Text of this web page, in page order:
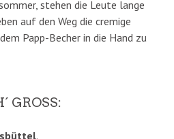
stehen die Leute lange
auf den Weg die cremige
Papp-Becher in die Hand zu
GROSS:
.